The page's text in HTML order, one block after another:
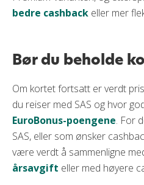
bedre cashback eller mer
Bør du beholde
Om kortet fortsatt er verdt
du reiser med SAS og hvor
EuroBonus-poengene. For
SAS, eller som ønsker
være verdt å sammenligne
årsavgift eller med høyere